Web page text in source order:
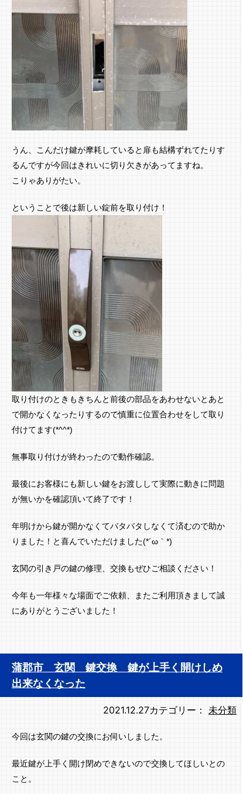
うん、こんだけ鍵が摩耗していると扉も結構ずれてたりす
るんですが今回はきれいに切り欠きがあってますね。
こりゃありがたい。
ということで後は新しい錠前を取り付け！
取り付けのときもきちんと前後の部品をあわせないとあと
で開かなくなったりするので慎重に位置合わせをして取り
付けてます(*^^*)
無事取り付けが終わったので動作確認。
最後にお客様にも新しい鍵をお渡しして実際に動きに問題
が無いかを確認頂いて終了です！
年明けから鍵が開かなくてバタバタしなくて済むので助か
りました！と喜んでいただけました(*´ω｀*)
玄関の引き戸の鍵の修理、交換もぜひご相談ください！
今年も一年様々な場面でご依頼、またご利用頂きまして誠
にありがとうございました！
蒲郡市 玄関 鍵交換 鍵が上手く開けしめ
出来なくなった
2021.12.27カテゴリー： 未分類
今回は玄関の鍵の交換にお伺いしました。
最近鍵が上手く開け閉めできないので交換してほしいとの
こと。